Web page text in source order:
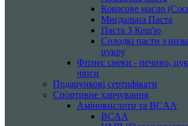
Кокосове масло
Мигдальна Паста
Паста З Кеш'ю
Солодкі пасти з
цукру
Фітнес снеки - печиво,
чіпси
Подарункові сертифікати
Спортивне харчування
Амінокислоти та BCAA
BCAA